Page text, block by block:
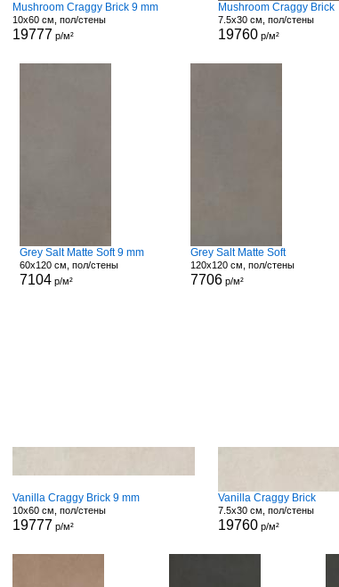
Mushroom Craggy Brick 9 mm
10x60 см, пол/стены
19777 р/м²
Mushroom Craggy Brick
7.5x30 см, пол/стены
19760 р/м²
Grey Salt Matte Soft 9 mm
60x120 см, пол/стены
7104 р/м²
Grey Salt Matte Soft
120x120 см, пол/стены
7706р/м²
Vanilla Craggy Brick 9 mm
10x60 см, пол/стены
19777 р/м²
Vanilla Craggy Brick
7.5x30 см, пол/стены
19760 р/м²